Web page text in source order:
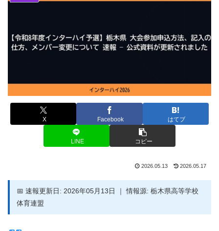
X Facebook はてブ
LINE コピー
2026.05.13 2026.05.17
📅 速報更新日: 2026年05月13日 ｜ 情報源: 栃木県高等学校
体育連盟